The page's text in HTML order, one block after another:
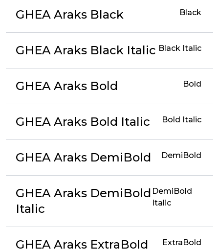
GHEA Araks Black Black
GHEA Araks Black Italic Black Italic
GHEA Araks Bold Bold
GHEA Araks Bold Italic Bold Italic
GHEA Araks DemiBold DemiBold
GHEA Araks DemiBold
Italic
DemiBold
Italic
GHEA Araks ExtraBold ExtraBold